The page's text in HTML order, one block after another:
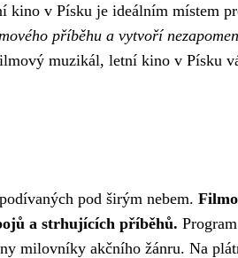
kino v Písku je ideálním místem
příběhu a vytvoří
muzikál, letní kino v Písku
pod širým nebem.
a strhujících příběhů. Program
milovníky akčního žánru. Na